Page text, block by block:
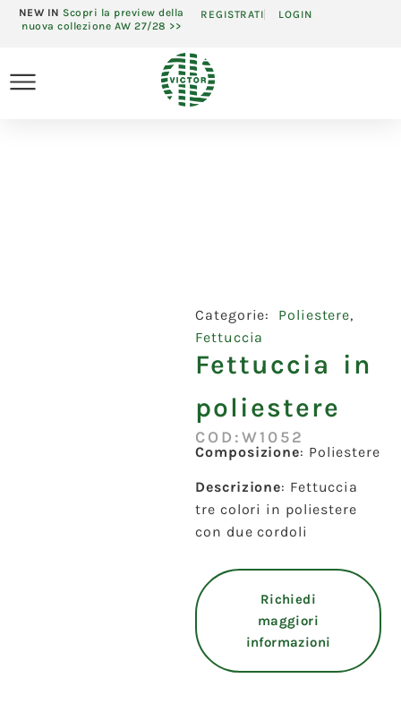
NEW IN Scopri la preview della
nuova collezione AW 27/28 >>
REGISTRATI LOGIN
Categorie: Poliestere,
Fettuccia
Fettuccia in
poliestere
COD:W1052
Composizione: Poliestere
Descrizione: Fettuccia
tre colori in poliestere
con due cordoli
Richiedi
maggiori
informazioni